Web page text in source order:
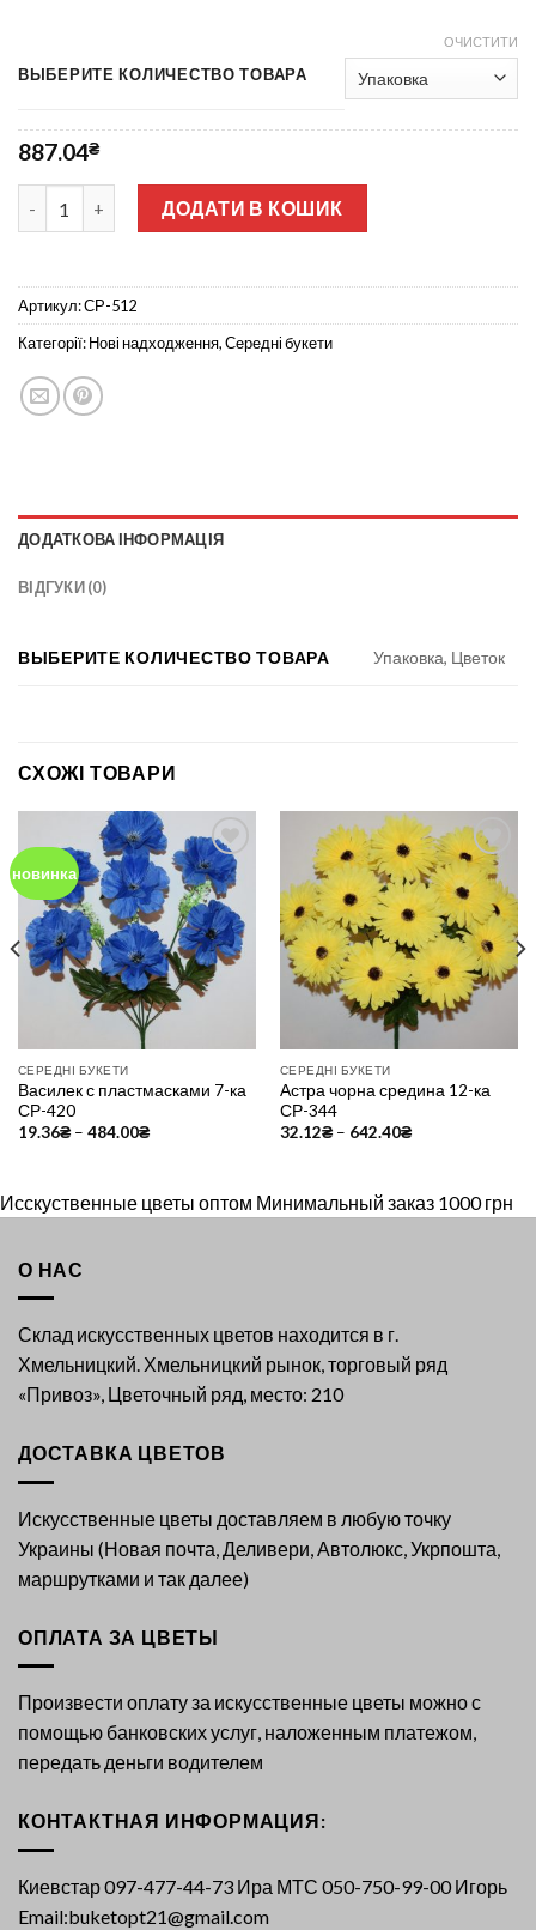
ВЫБЕРИТЕ КОЛИЧЕСТВО ТОВАРА
ОЧИСТИТИ
887.04₴
Яблочный цвет не прес СР-512 кількість
ДОДАТИ В КОШИК
Артикул:СР-512
Категорії:Нові надходження,Середні букети
ДОДАТКОВА ІНФОРМАЦІЯ
ВІДГУКИ (0)
ВЫБЕРИТЕ КОЛИЧЕСТВО ТОВАРА Упаковка, Цветок
СХОЖІ ТОВАРИ
новинка
Add to
Wishlist
СЕРЕДНІ БУКЕТИ
Василек с пластмасками 7-ка
СР-420
19.36₴– 484.00₴
Add to
Wishlist
СЕРЕДНІ БУКЕТИ
Астра чорна средина 12-ка
СР-344
32.12₴– 642.40₴
Исскуственные цветы оптом Минимальный заказ 1000 грн
О НАС
Склад искусственных цветов находится в г.
Хмельницкий. Хмельницкий рынок, торговый ряд
«Привоз», Цветочный ряд, место: 210
ДОСТАВКА ЦВЕТОВ
Искусственные цветы доставляем в любую точку
Украины (Новая почта, Деливери, Автолюкс, Укрпошта,
маршрутками и так далее)
ОПЛАТА ЗА ЦВЕТЫ
Произвести оплату за искусственные цветы можно с
помощью банковских услуг, наложенным платежом,
передать деньги водителем
КОНТАКТНАЯ ИНФОРМАЦИЯ:
Киевстар 097-477-44-73 Ира МТС 050-750-99-00 Игорь
Email:buketopt21@gmail.com